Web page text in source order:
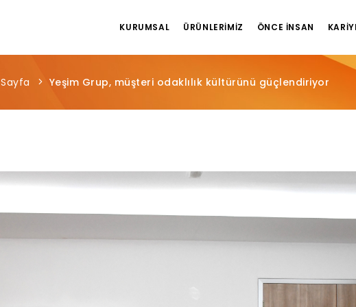
KURUMSAL ÜRÜNLERIMIZ ÖNCE İNSAN
Yeşim Grup, müşteri odaklılık kültürünü güçlendiriyor